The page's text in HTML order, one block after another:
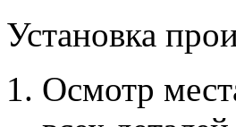
Установка
Осмотр